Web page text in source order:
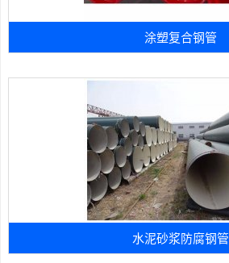
涂塑复合钢管
水泥砂浆防腐钢管